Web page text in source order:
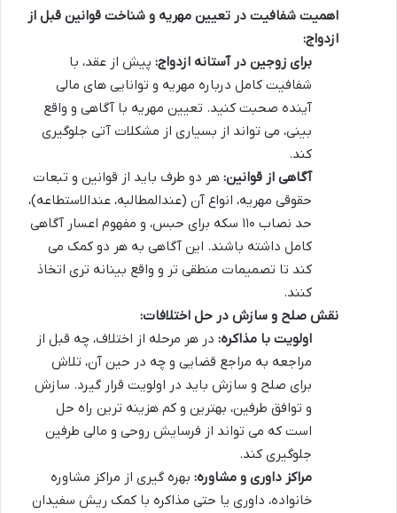
اهمیت شفافیت در تعیین مهریه و شناخت قوانین قبل از
ازدواج:
برای زوجین در آستانه ازدواج: پیش از عقد، با
شفافیت کامل درباره مهریه و توانایی های مالی
آینده صحبت کنید. تعیین مهریه با آگاهی و واقع
بینی، می تواند از بسیاری از مشکلات آتی جلوگیری
کند.
آگاهی از قوانین: هر دو طرف باید از قوانین و تبعات
حقوقی مهریه، انواع آن (عندالمطالبه، عندالاستطاعه)،
حد نصاب ۱۱۰ سکه برای حبس، و مفهوم اعسار آگاهی
کامل داشته باشند. این آگاهی به هر دو کمک می
کند تا تصمیمات منطقی تر و واقع بینانه تری اتخاذ
کنند.
نقش صلح و سازش در حل اختلافات:
اولویت با مذاکره: در هر مرحله از اختلاف، چه قبل از
مراجعه به مراجع قضایی و چه در حین آن، تلاش
برای صلح و سازش باید در اولویت قرار گیرد. سازش
و توافق طرفین، بهترین و کم هزینه ترین راه حل
است که می تواند از فرسایش روحی و مالی طرفین
جلوگیری کند.
مراکز داوری و مشاوره: بهره گیری از مراکز مشاوره
خانواده، داوری یا حتی مذاکره با کمک ریش سفیدان